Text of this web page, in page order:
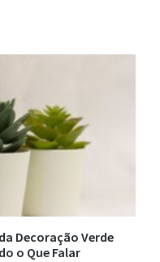
Decoração Verde
o Que Falar